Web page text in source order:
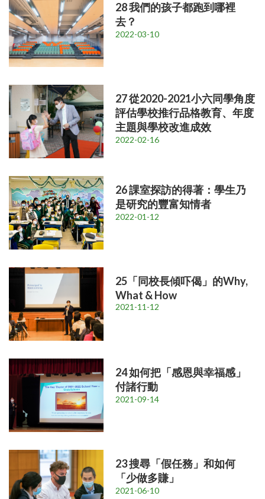
28 我們的孩子都跑到哪裡
去？
2022-03-10
27 從2020-2021小六同學角度
評估學校推行品格教育、年度
主題與學校改進成效
2022-02-16
26 課室探訪的得著：學生乃
是研究的豐富知情者
2022-01-12
25「同校長傾吓偈」的Why,
What & How
2021-11-12
24 如何把「感恩與幸福感」
付諸行動
2021-09-14
23 搜尋「假任務」和如何
「少做多賺」
2021-06-10